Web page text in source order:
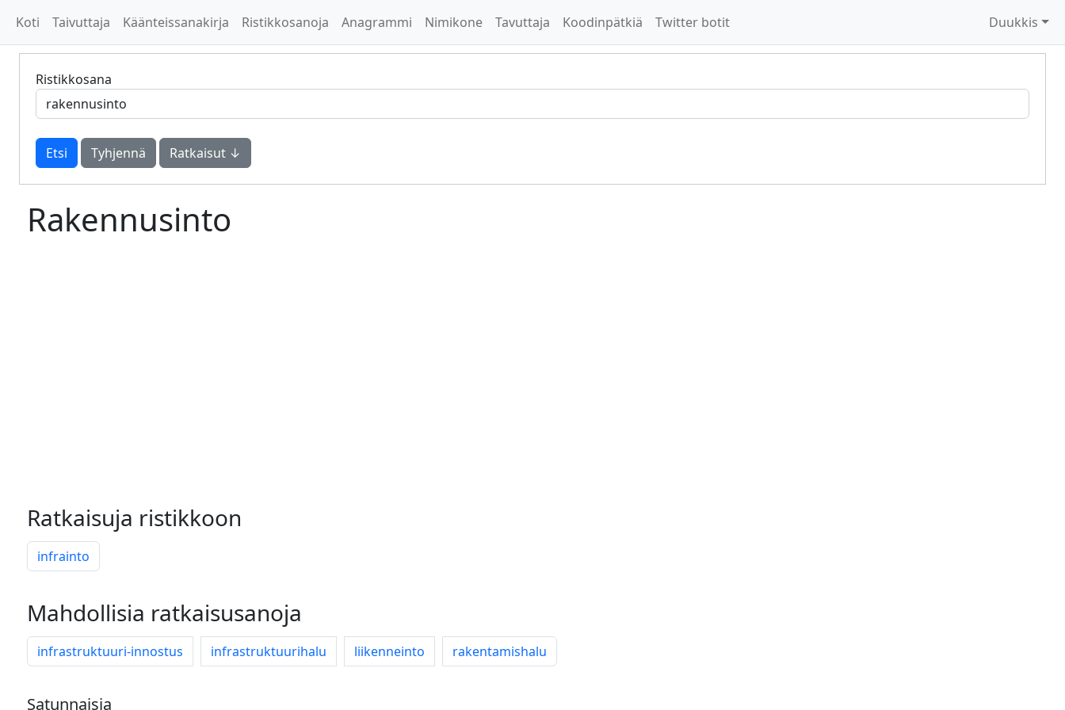
Koti Taivuttaja Käänteissanakirja Ristikkosanoja Anagrammi Nimikone Tavuttaja Koodinpätkiä Twitter botit Duukkis
Ristikkosana
Tyhjennä Ratkaisut ↓
Rakennusinto
Ratkaisuja ristikkoon
infrainto
Mahdollisia ratkaisusanoja
infrastruktuuri-innostus infrastruktuurihalu liikenneinto rakentamishalu
Satunnaisia